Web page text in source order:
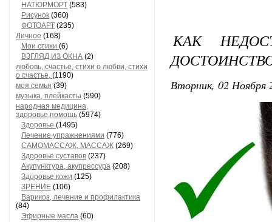
НАТЮРМОРТ (583)
Рисунок (360)
ФОТОАРТ (235)
Личное (168)
Мои стихи (6)
ВЗГЛЯД ИЗ ОКНА (2)
любовь, счастье, стихи о любви, стихи
о счастье, (1190)
моя семья (39)
музыка, плейкасты (590)
народная медицина,
здоровье,помощь (5974)
Здоровье (1495)
Лечение упражнениями (776)
САМОМАССАЖ, МАССАЖ (269)
Здоровье суставов (237)
Акупунктура, акупрессура (208)
Здоровье кожи (125)
ЗРЕНИЕ (106)
Варикоз, лечение и профилактика
(84)
Эфирные масла (60)
КАК
Вторник, 02 Ноября